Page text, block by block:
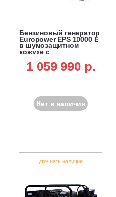
Бензиновый генератор
Europower EPS 10000 E
в шумозащитном
кожухе с
Honda, 630 см3, 10.0/8.0
кВт, 20 л, 200 кг)
1 059 990 p.
Нет в наличии
уточнять наличие